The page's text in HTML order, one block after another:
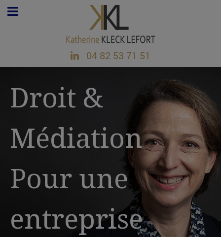
04 82 53 71 51
Droit &
Médiation
Pour une
entreprise